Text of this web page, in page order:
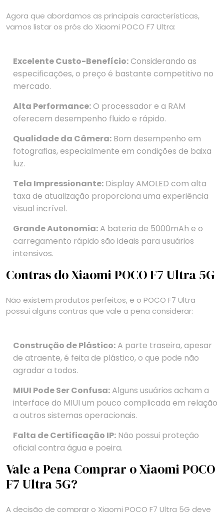
Agora que abordamos as principais características,
vamos listar os prós do Xiaomi POCO F7 Ultra:
Excelente Custo-Benefício:Considerando as
especificações, o preço é bastante competitivo no
mercado.
Alta Performance:O processador e a RAM
oferecem desempenho fluido e rápido.
Qualidade da Câmera: Bom desempenho em
fotografias, especialmente em condições de baixa
luz.
Tela Impressionante: Display AMOLED com alta
taxa de atualização proporciona uma experiência
visual incrível.
Grande Autonomia:A bateria de 5000mAh e o
carregamento rápido são ideais para usuários
intensivos.
Contras do Xiaomi POCO F7 Ultra 5G
Não existem produtos perfeitos, e o POCO F7 Ultra
possui alguns contras que vale a pena considerar:
Construção de Plástico:A parte traseira, apesar
de atraente, é feita de plástico, o que pode não
agradar a todos.
MIUI Pode Ser Confusa:Alguns usuários acham a
interface do MIUI um pouco complicada em relação
a outros sistemas operacionais.
Falta de Certificação IP: Não possui proteção
oficial contra água e poeira.
Vale a Pena Comprar o Xiaomi POCO
F7 Ultra 5G?
A decisão de comprar o Xiaomi POCO F7 Ultra 5G deve